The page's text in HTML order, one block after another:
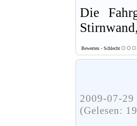
Die
Bewerten - Schlecht
2009-07-
(Gelesen: